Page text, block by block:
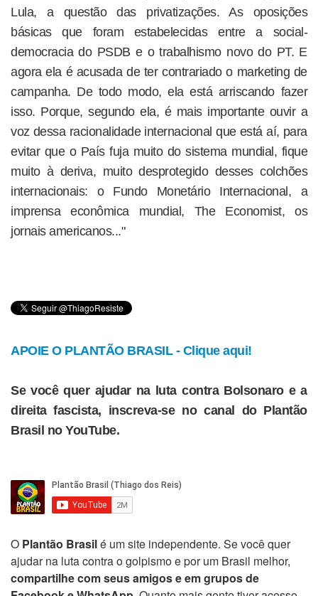
Lula, a questão das privatizações. As oposições
básicas que foram estabelecidas entre a social-
democracia do PSDB e o trabalhismo novo do PT. E
agora ela é acusada de ter contrariado o marketing de
campanha. De todo modo, ela está arriscando fazer
isso. Porque, segundo ela, é mais importante ouvir a
voz dessa racionalidade internacional que está aí, para
evitar que o País fuja muito do sistema mundial, fique
muito à deriva, muito desprotegido desses colchões
internacionais: o Fundo Monetário Internacional, a
imprensa econômica mundial, The Economist, os
jornais americanos..."
APOIE O PLANTÃO BRASIL - Clique aqui!
Se você quer ajudar na luta contra Bolsonaro e a
direita fascista, inscreva-se no canal do Plantão
Brasil no YouTube.
O Plantão Brasilé um site independente. Se você quer
ajudar na luta contra o golpismo e por um Brasil melhor,
compartilhe com seus amigos e em grupos de